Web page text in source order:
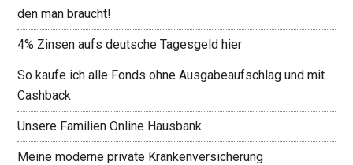
den man braucht!
4% Zinsen aufs deutsche Tagesgeld hier
So kaufe ich alle Fonds ohne Ausgabeaufschlag und mit
Cashback
Unsere Familien Online Hausbank
Meine moderne private Krankenversicherung